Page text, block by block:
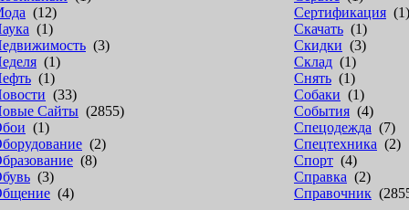
(12)
(1)
(3)
(1)
(1)
(33)
Сайты (2855)
(1)
(2)
(8)
(3)
(4)
Сертификация (1)
Скачать (1)
Скидки (3)
Склад (1)
Снять (1)
Собаки (1)
События (4)
Спецодежда (7)
Спецтехника (2)
Спорт (4)
Справка (2)
Справочник